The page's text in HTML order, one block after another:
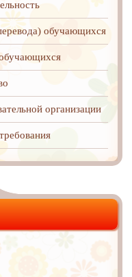
обучающихся
организации